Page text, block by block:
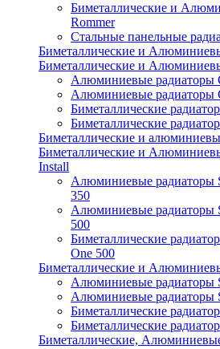
Биметаллические и
Rommer
Стальные панельные
Биметаллические и
Биметаллические и
Алюминиевые радиаторы
Алюминиевые радиаторы
Биметаллические
Биметаллические
Биметаллические и
Биметаллические и
Install
Алюминиевые радиаторы
350
Алюминиевые радиаторы
500
Биметаллические
One 500
Биметаллические и
Алюминиевые радиаторы
Алюминиевые радиаторы
Биметаллические
Биметаллические
Биметаллические,